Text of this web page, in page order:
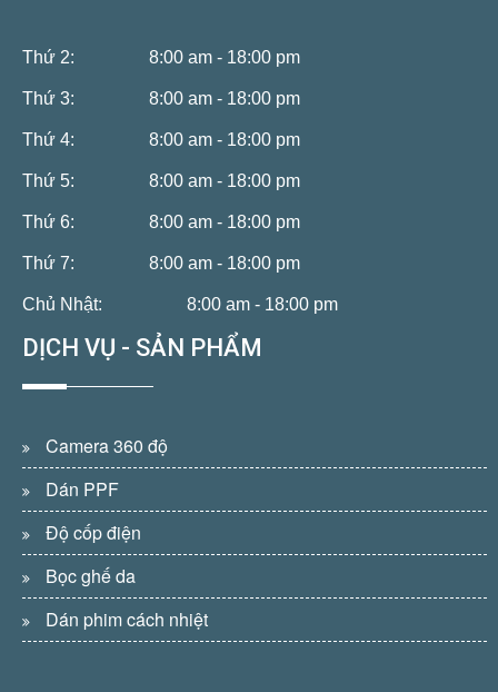
Thứ 2: 8:00 am - 18:00 pm
Thứ 3: 8:00 am - 18:00 pm
Thứ 4: 8:00 am - 18:00 pm
Thứ 5: 8:00 am - 18:00 pm
Thứ 6: 8:00 am - 18:00 pm
Thứ 7: 8:00 am - 18:00 pm
Chủ Nhật: 8:00 am - 18:00 pm
DỊCH VỤ - SẢN PHẨM
Camera 360 độ
Dán PPF
Độ cốp điện
Bọc ghế da
Dán phim cách nhiệt